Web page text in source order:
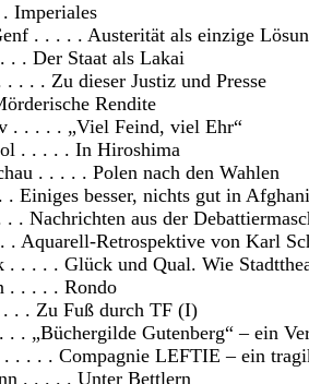
Imperiales
. . . . . Austerität als einzige
. . Der Staat als Lakai
. . . Zu dieser Justiz und Presse
Rendite
. . . . . „Viel Feind, viel Ehr“
. . . . . In Hiroshima
. . . . . Polen nach den Wahlen
Einiges besser, nichts gut in
. Nachrichten aus der
. Aquarell-Retrospektive von Karl
. . . . . Glück und Qual. Wie
. . . . . Rondo
. . Zu Fuß durch TF (I)
. „Büchergilde Gutenberg“ – ein
. . . . Compagnie LEFTIE – ein
. . . . . Unter Bettlern